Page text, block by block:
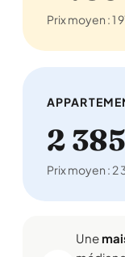
Prix moyen : 1
2 385
Prix moyen : 2
Une